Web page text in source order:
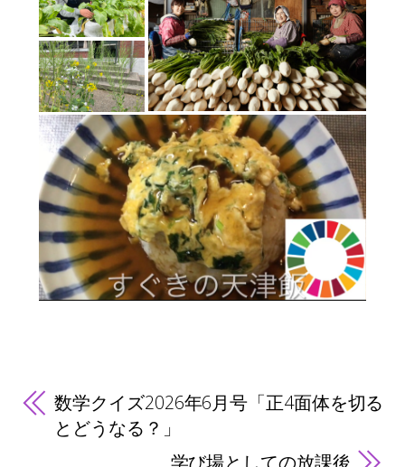
数学クイズ2026年6月号「正4面体を切る
とどうなる？」
学び場としての放課後